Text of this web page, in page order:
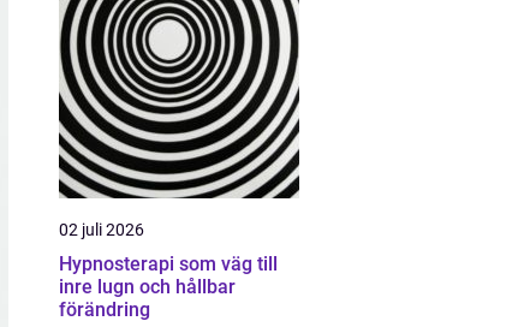
02 juli 2026
Hypnosterapi som väg till
inre lugn och hållbar
förändring